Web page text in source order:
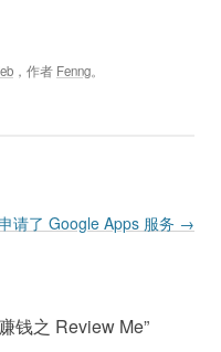
，作者 Fenng。
请了 Google Apps 服务 →
钱之 Review Me”